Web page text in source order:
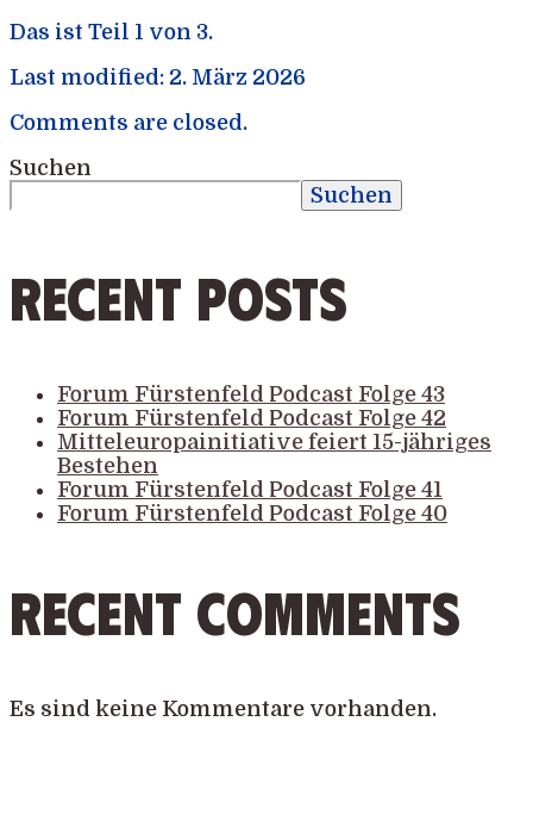
Das ist Teil 1 von 3.
Last modified: 2. März 2026
Comments are closed.
Suchen
Suchen
Recent Posts
Forum Fürstenfeld Podcast Folge 43
Forum Fürstenfeld Podcast Folge 42
Mitteleuropainitiative feiert 15-jähriges
Bestehen
Forum Fürstenfeld Podcast Folge 41
Forum Fürstenfeld Podcast Folge 40
Recent Comments
Es sind keine Kommentare vorhanden.